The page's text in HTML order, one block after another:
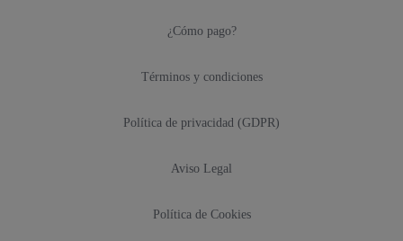
¿Cómo pago?
Términos y condiciones
Política de privacidad (GDPR)
Aviso Legal
Política de Cookies